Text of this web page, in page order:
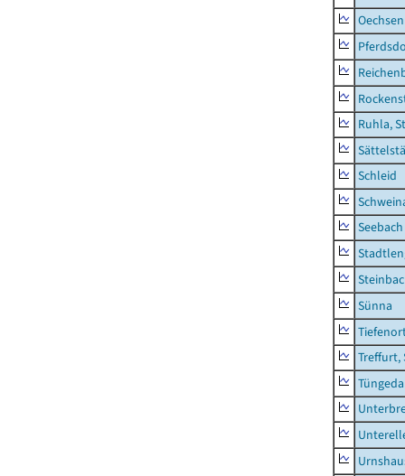
Oechsen
Ruhla,
Schleid
Seebach
Sünna
Treffurt,
Tüngeda